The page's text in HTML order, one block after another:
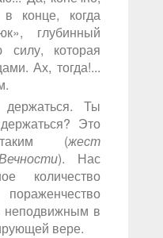
конце, когда
глубинный
силу, которая
Ах, тогда!...
Ты
Это
(жест
). Нас
количество
неподвижным в
вере.